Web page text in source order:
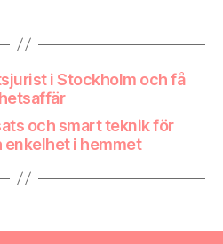
i Stockholm och få
och smart teknik för
i hemmet